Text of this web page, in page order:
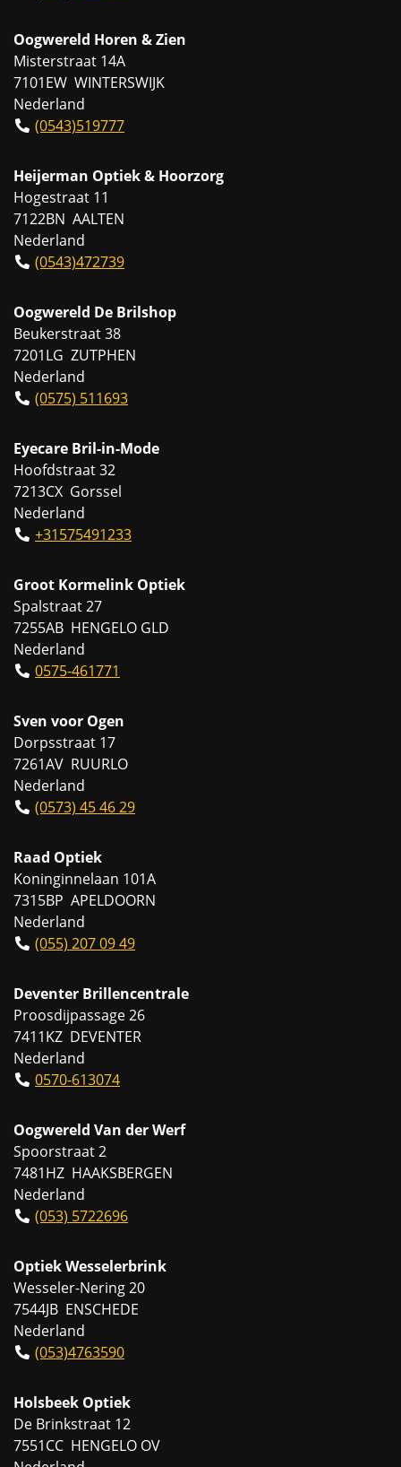
Oogwereld Horen & Zien
Misterstraat 14A
7101EW WINTERSWIJK
Nederland
(0543)519777
Heijerman Optiek & Hoorzorg
Hogestraat 11
7122BN AALTEN
Nederland
(0543)472739
Oogwereld De Brilshop
Beukerstraat 38
7201LG ZUTPHEN
Nederland
(0575) 511693
Eyecare Bril-in-Mode
Hoofdstraat 32
7213CX Gorssel
Nederland
+31575491233
Groot Kormelink Optiek
Spalstraat 27
7255AB HENGELO GLD
Nederland
0575-461771
Sven voor Ogen
Dorpsstraat 17
7261AV RUURLO
Nederland
(0573) 45 46 29
Raad Optiek
Koninginnelaan 101A
7315BP APELDOORN
Nederland
(055) 207 09 49
Deventer Brillencentrale
Proosdijpassage 26
7411KZ DEVENTER
Nederland
0570-613074
Oogwereld Van der Werf
Spoorstraat 2
7481HZ HAAKSBERGEN
Nederland
(053) 5722696
Optiek Wesselerbrink
Wesseler-Nering 20
7544JB ENSCHEDE
Nederland
(053)4763590
Holsbeek Optiek
De Brinkstraat 12
7551CC HENGELO OV